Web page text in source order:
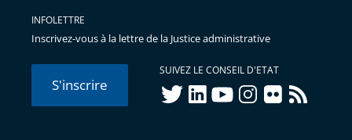
INFOLETTRE
Inscrivez-vous à la lettre de la Justice administrative
S'inscrire
SUIVEZ LE CONSEIL D'ETAT
twitterlinkedInyoutubeinstagram
flickr rss